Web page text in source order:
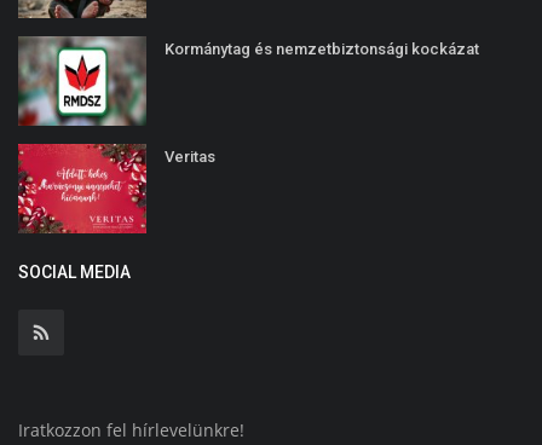
Kormánytag és nemzetbiztonsági kockázat
Veritas
SOCIAL MEDIA
Iratkozzon fel hírlevelünkre!